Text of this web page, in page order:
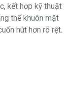
kết hợp kỹ thuật
thể khuôn mặt
hút hơn rõ rệt.